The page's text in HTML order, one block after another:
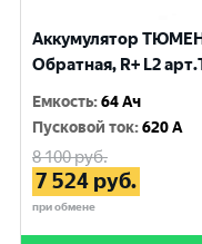
Аккумулятор
Обратная, R+ L2
Емкость:64 Ач
Пусковой ток:620 A
8 100руб.
7 524 руб.
при обмене